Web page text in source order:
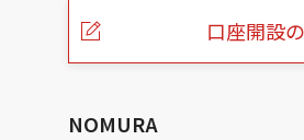
口座開設
NOMURA